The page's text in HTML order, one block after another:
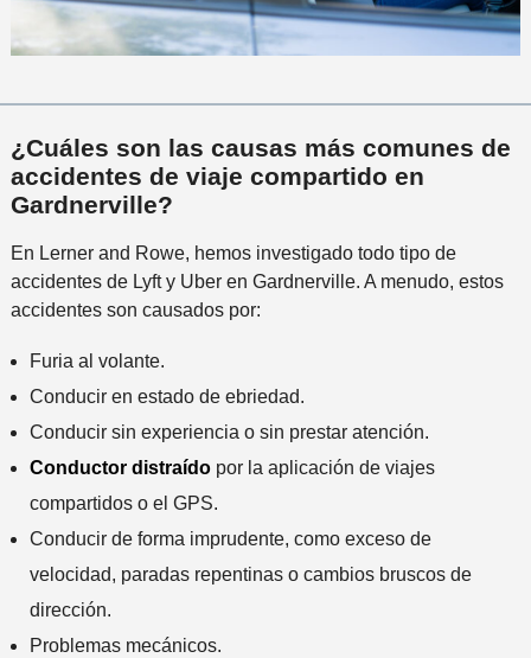
¿Cuáles son las causas más comunes de
accidentes de viaje compartido en
Gardnerville?
En Lerner and Rowe, hemos investigado todo tipo de
accidentes de Lyft y Uber en Gardnerville. A menudo, estos
accidentes son causados ​​por:
Furia al volante.
Conducir en estado de ebriedad.
Conducir sin experiencia o sin prestar atención.
Conductor distraídopor la aplicación de viajes
compartidos o el GPS.
Conducir de forma imprudente, como exceso de
velocidad, paradas repentinas o cambios bruscos de
dirección.
Problemas mecánicos.